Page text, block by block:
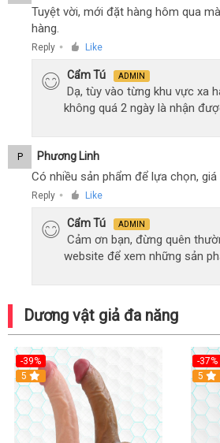
Tuyệt vời, mới đặt hàng hôm qua
hàng.
Reply ● Like
Cẩm Tú ADMIN
Dạ, tùy vào từng khu vực xa
không quá 2 ngày là nhận
P Phương Linh
Có nhiều sản phẩm để lựa chọn,
Reply ● Like
Cẩm Tú ADMIN
Cảm ơn bạn, đừng quên
website để xem những sản
Dương vật giả đa năng
-39%
Hot
5
-37%
5